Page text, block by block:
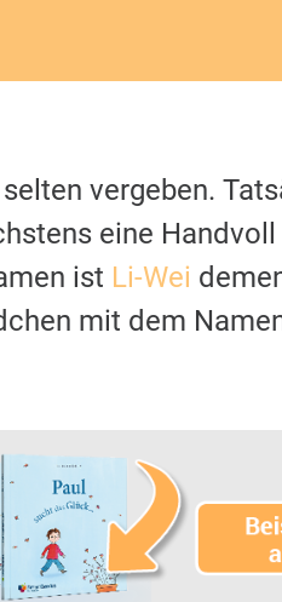
vergeben.
eine Handvoll
ist Li-Wei
mit dem